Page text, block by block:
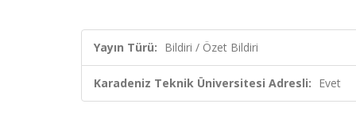
Yayın Türü: Bildiri / Özet Bildiri
Karadeniz Teknik Üniversitesi Adresli: Evet